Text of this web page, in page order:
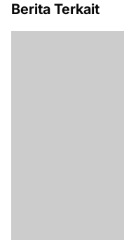
Berita Terkait